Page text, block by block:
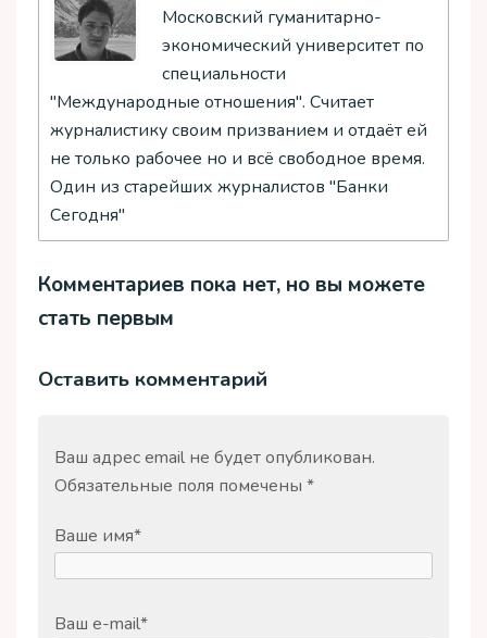
Московский гуманитарно-
экономический университет по
специальности
"Международные отношения". Считает
журналистику своим призванием и отдаёт ей
не только рабочее но и всё свободное время.
Один из старейших журналистов "Банки
Сегодня"
Комментариев пока нет, но вы можете
стать первым
Оставить комментарий
Ваш адрес email не будет опубликован.
Обязательные поля помечены *
Ваше имя*
Ваш e-mail*